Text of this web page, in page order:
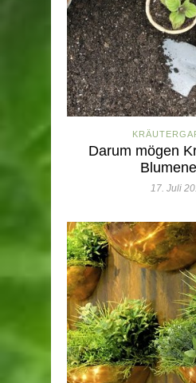
Darum mögen
17. Juli